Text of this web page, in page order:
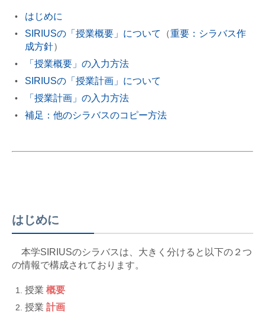
はじめに
SIRIUSの「授業概要」について
（重要：シラバス作
成方針）
「授業概要」の入力方法
SIRIUSの「授業計画」について
「授業計画」の入力方法
補足：他のシラバスのコピー方法
はじめに
本学SIRIUSのシラバスは、大きく分けると以下の２つ
の情報で構成されております。
授業 概要
授業 計画